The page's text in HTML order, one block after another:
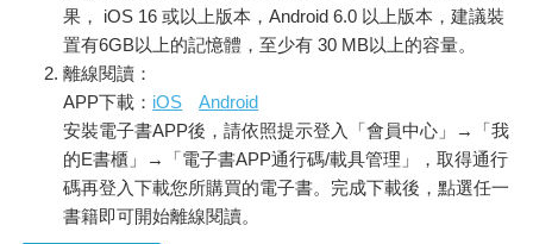
果， iOS 16 或以上版本，Android 6.0 以上版本，建議裝
置有6GB以上的記憶體，至少有 30 MB以上的容量。
離線閱讀：
APP下載： iOS
Android
安裝電子書APP後，請依照提示登入「會員中心」→「我
的E書櫃」→「電子書APP通行碼/載具管理」，取得通行
碼再登入下載您所購買的電子書。完成下載後，點選任一
書籍即可開始離線閱讀。